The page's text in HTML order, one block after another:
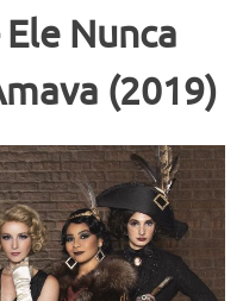
Nunca
(2019)